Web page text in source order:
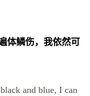
体鳞伤，我依然可
and blue, I can